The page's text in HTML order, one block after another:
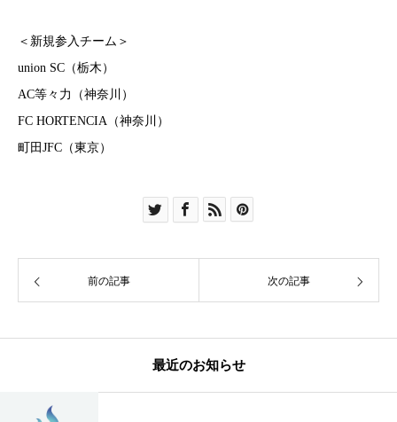
＜新規参入チーム＞
union SC（栃木）
AC等々力（神奈川）
FC HORTENCIA（神奈川）
町田JFC（東京）
前の記事 次の記事
最近のお知らせ